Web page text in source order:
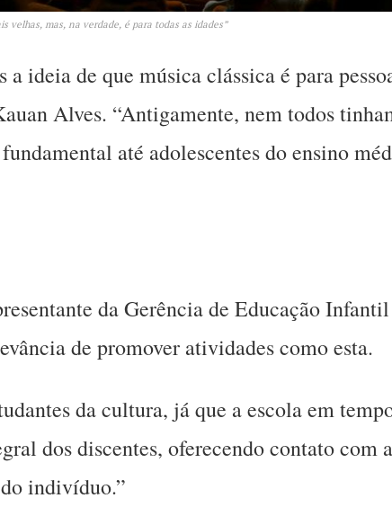
velhas, mas, na verdade, é para todas as idades”
ideia de que música clássica é para
Alves. “Antigamente, nem todos
até adolescentes do ensino
da Gerência de Educação
de promover atividades como esta.
da cultura, já que a escola em
dos discentes, oferecendo contato com
indivíduo.”